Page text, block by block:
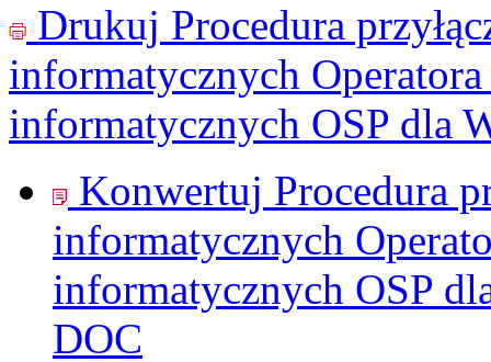
Drukuj Procedura
informatycznych
informatycznych OSP dla
Konwertuj Procedura
informatycznych
informatycznych OSP
DOC